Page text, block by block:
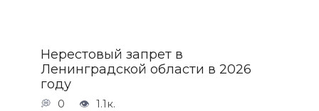
Нерестовый запрет в
Ленинградской области в 2026
году
0 1.1к.